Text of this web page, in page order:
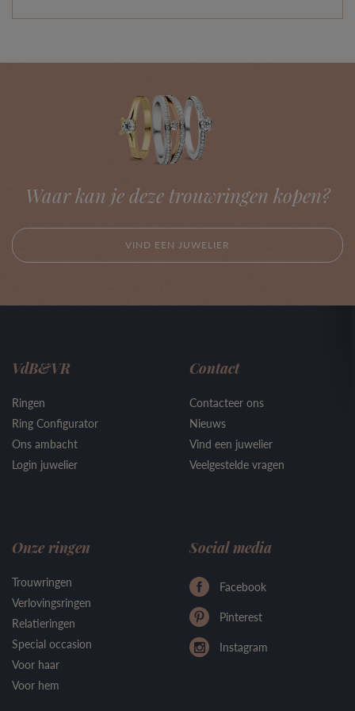
Waar kan je deze trouwringen kopen?
VIND EEN JUWELIER
VdB&VR
Ringen
Ring Configurator
Ons ambacht
Login juwelier
Contact
Contacteer ons
Nieuws
Vind een juwelier
Veelgestelde vragen
Onze ringen
Trouwringen
Verlovingsringen
Relatieringen
Special occasion
Voor haar
Voor hem
Social media
Facebook
Pinterest
Instagram